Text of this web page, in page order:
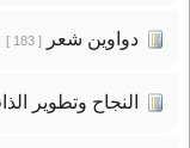
دواوين شعر[ 183 ]
النجاح وتطوير